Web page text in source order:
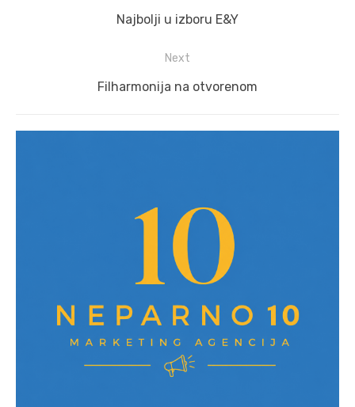
Previous
Najbolji u izboru E&Y
Next
Next
Filharmonija na otvorenom